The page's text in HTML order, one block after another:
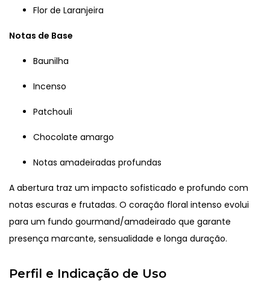
Flor de Laranjeira
Notas de Base
Baunilha
Incenso
Patchouli
Chocolate amargo
Notas amadeiradas profundas
A abertura traz um impacto sofisticado e profundo com
notas escuras e frutadas. O coração floral intenso evolui
para um fundo gourmand/amadeirado que garante
presença marcante, sensualidade e longa duração.
Perfil e Indicação de Uso